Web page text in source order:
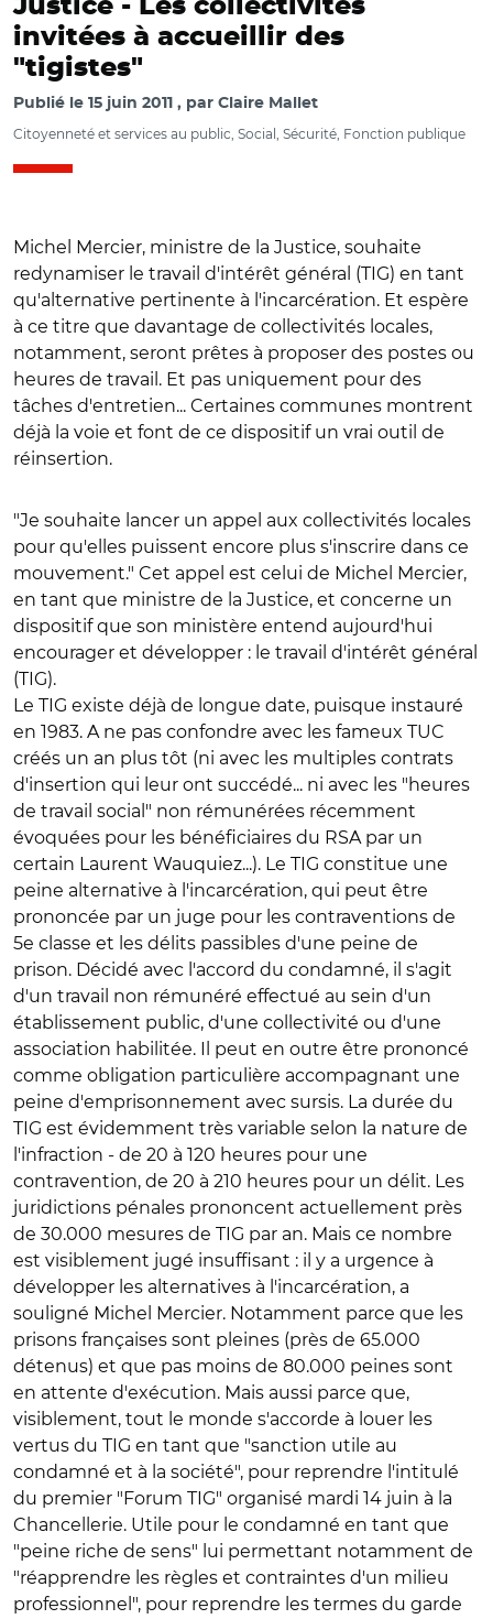
Justice - Les collectivités
invitées à accueillir des
"tigistes"
Publié le 15 juin 2011 par Claire Mallet
Citoyenneté et services au public, Social, Sécurité, Fonction publique
Michel Mercier, ministre de la Justice, souhaite
redynamiser le travail d'intérêt général (TIG) en tant
qu'alternative pertinente à l'incarcération. Et espère
à ce titre que davantage de collectivités locales,
notamment, seront prêtes à proposer des postes ou
heures de travail. Et pas uniquement pour des
tâches d'entretien... Certaines communes montrent
déjà la voie et font de ce dispositif un vrai outil de
réinsertion.
"Je souhaite lancer un appel aux collectivités locales
pour qu'elles puissent encore plus s'inscrire dans ce
mouvement." Cet appel est celui de Michel Mercier,
en tant que ministre de la Justice, et concerne un
dispositif que son ministère entend aujourd'hui
encourager et développer : le travail d'intérêt général
(TIG).
Le TIG existe déjà de longue date, puisque instauré
en 1983. A ne pas confondre avec les fameux TUC
créés un an plus tôt (ni avec les multiples contrats
d'insertion qui leur ont succédé... ni avec les "heures
de travail social" non rémunérées récemment
évoquées pour les bénéficiaires du RSA par un
certain Laurent Wauquiez...). Le TIG constitue une
peine alternative à l'incarcération, qui peut être
prononcée par un juge pour les contraventions de
5e classe et les délits passibles d'une peine de
prison. Décidé avec l'accord du condamné, il s'agit
d'un travail non rémunéré effectué au sein d'un
établissement public, d'une collectivité ou d'une
association habilitée. Il peut en outre être prononcé
comme obligation particulière accompagnant une
peine d'emprisonnement avec sursis. La durée du
TIG est évidemment très variable selon la nature de
l'infraction - de 20 à 120 heures pour une
contravention, de 20 à 210 heures pour un délit. Les
juridictions pénales prononcent actuellement près
de 30.000 mesures de TIG par an. Mais ce nombre
est visiblement jugé insuffisant : il y a urgence à
développer les alternatives à l'incarcération, a
souligné Michel Mercier. Notamment parce que les
prisons françaises sont pleines (près de 65.000
détenus) et que pas moins de 80.000 peines sont
en attente d'exécution. Mais aussi parce que,
visiblement, tout le monde s'accorde à louer les
vertus du TIG en tant que "sanction utile au
condamné et à la société", pour reprendre l'intitulé
du premier "Forum TIG" organisé mardi 14 juin à la
Chancellerie. Utile pour le condamné en tant que
"peine riche de sens" lui permettant notamment de
"réapprendre les règles et contraintes d'un milieu
professionnel", pour reprendre les termes du garde